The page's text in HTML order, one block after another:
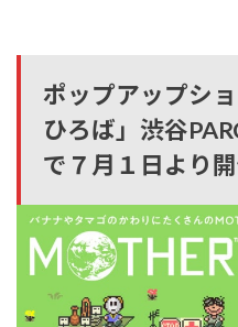
ポップアップシ
ひろば」渋谷
で７月１日より